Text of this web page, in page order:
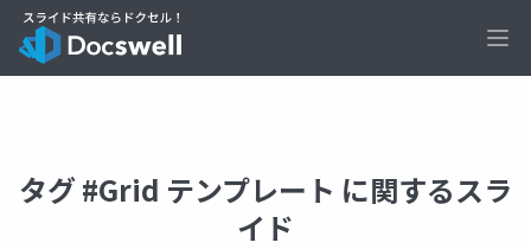
タグ #Grid テンプレート に関するスラ
イド